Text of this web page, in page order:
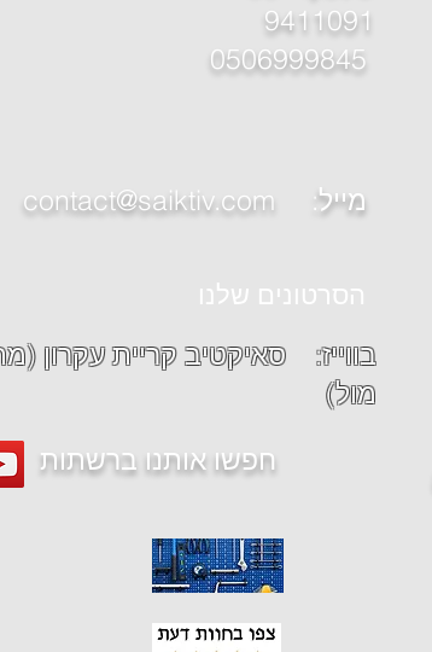
הסרטונים שלנו
מול)
חפשו אותנו ברשתות